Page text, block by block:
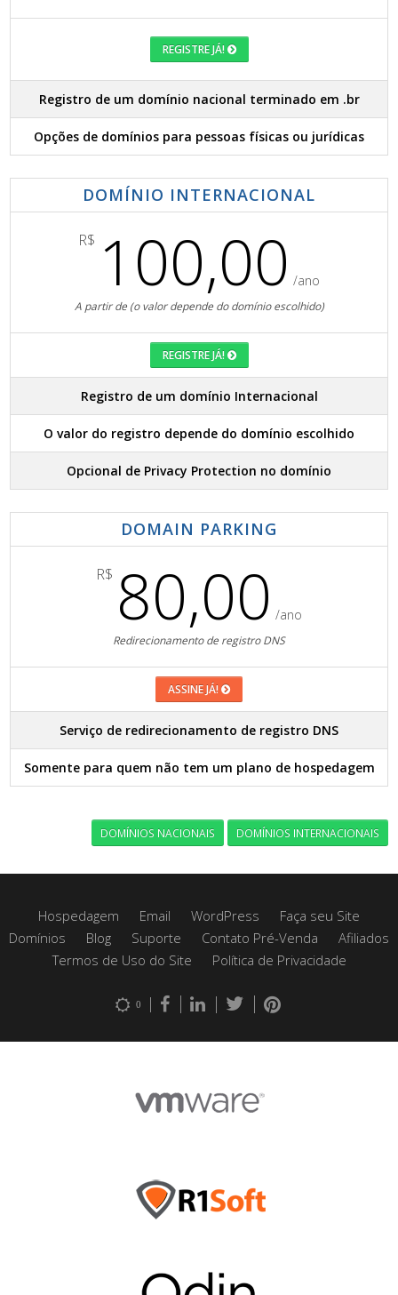
REGISTRE JÁ!
Registro de um domínio nacional terminado em .br
Opções de domínios para pessoas físicas ou jurídicas
DOMÍNIO INTERNACIONAL
R$ 100,00 /ano
A partir de (o valor depende do domínio escolhido)
REGISTRE JÁ!
Registro de um domínio Internacional
O valor do registro depende do domínio escolhido
Opcional de Privacy Protection no domínio
DOMAIN PARKING
R$ 80,00 /ano
Redirecionamento de registro DNS
ASSINE JÁ!
Serviço de redirecionamento de registro DNS
Somente para quem não tem um plano de hospedagem
DOMÍNIOS NACIONAIS DOMÍNIOS INTERNACIONAIS
Hospedagem Email WordPress
Faça seu Site
Domínios
Blog Suporte Contato Pré-Venda
Afiliados
Termos de Uso do Site
Política de Privacidade
0